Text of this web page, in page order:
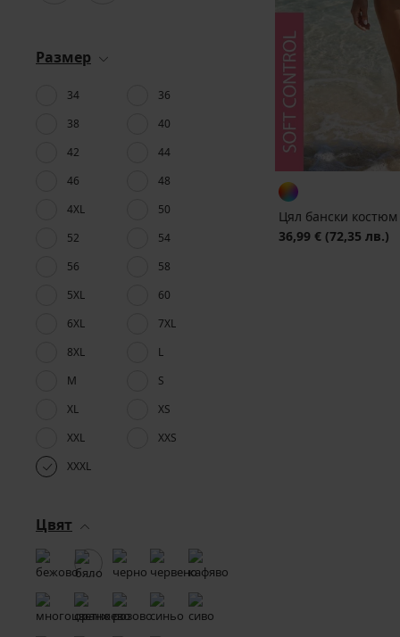
Размер
34
36
38
40
42
44
46
48
4XL
50
52
54
56
58
5XL
60
6XL
7XL
8XL
L
M
S
XL
XS
XXL
XXS
XXXL
Цвят
Цял бански
36,99 € (72,35 лв.)